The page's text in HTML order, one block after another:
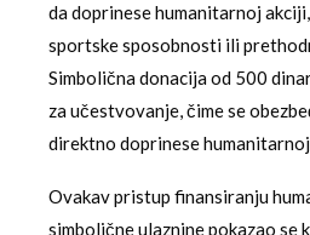
da doprinese humanitarnoj
sportske sposobnosti ili
Simbolična donacija od 500
za učestvovanje, čime se
direktno doprinese
Ovakav pristup finansiranju
simbolične ulaznine pokazao se